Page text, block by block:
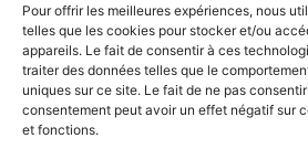
Pour offrir les meilleures expériences, nous
telles que les cookies pour stocker et/ou
appareils. Le fait de consentir à ces
traiter des données telles que le
uniques sur ce site. Le fait de ne pas
consentement peut avoir un effet négatif sur
et fonctions.
Funérailles au salon
Forfaits et prix
Forfait crémation
Forfait service à l'église